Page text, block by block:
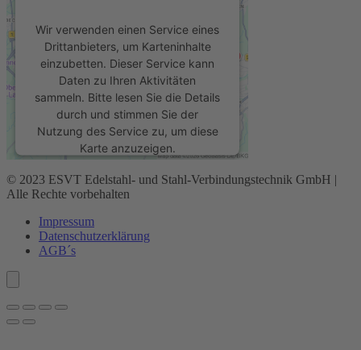
Wir verwenden einen Service eines
Drittanbieters, um Karteninhalte
einzubetten. Dieser Service kann
Daten zu Ihren Aktivitäten
sammeln. Bitte lesen Sie die Details
durch und stimmen Sie der
Nutzung des Service zu, um diese
Karte anzuzeigen.
Mehr Informationen
Akzeptieren
powered by
© 2023 ESVT Edelstahl- und Stahl-Verbindungstechnik GmbH |
Alle Rechte vorbehalten
Impressum
Datenschutz­erklärung
AGB´s